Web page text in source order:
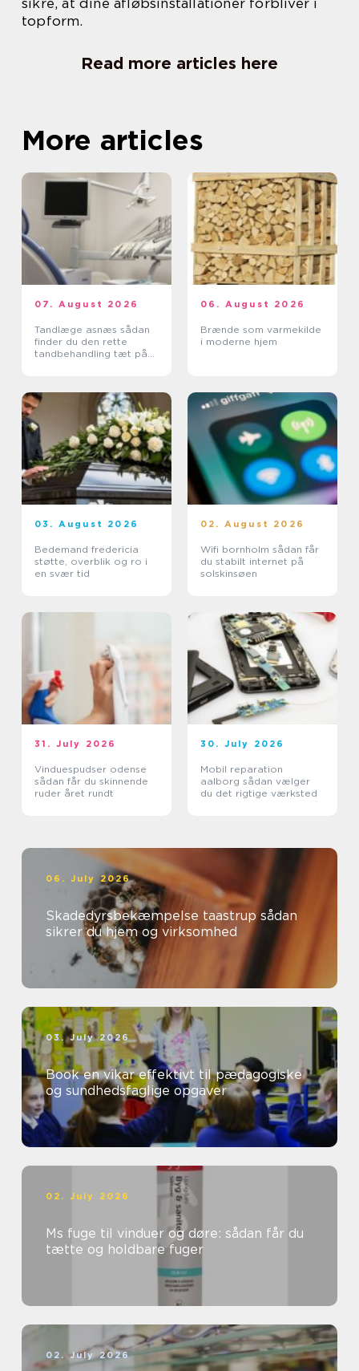
sikre, at dine afløbsinstallationer forbliver i
topform.
Read more articles here
More articles
07. August 2026
Tandlæge asnæs sådan
finder du den rette
tandbehandling tæt på
06. August 2026
Brænde som varmekilde
i moderne hjem
03. August 2026
Bedemand fredericia
støtte, overblik og ro i
en svær tid
02. August 2026
Wifi bornholm sådan får
du stabilt internet på
solskinsøen
31. July 2026
Vinduespudser odense
sådan får du skinnende
ruder året rundt
30. July 2026
Mobil reparation
aalborg sådan vælger
du det rigtige værksted
06. July 2026
Skadedyrsbekæmpelse taastrup sådan
sikrer du hjem og virksomhed
03. July 2026
Book en vikar effektivt til pædagogiske
og sundhedsfaglige opgaver
02. July 2026
Ms fuge til vinduer og døre: sådan får du
tætte og holdbare fuger
02. July 2026